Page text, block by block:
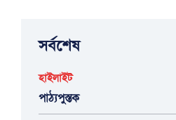
সর্বশেষ
হাইলাইট
পাঠ্যপুস্তক